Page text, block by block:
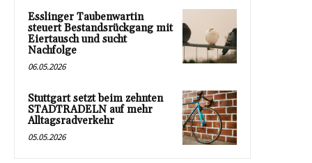
Esslinger Taubenwartin
steuert Bestandsrückgang mit
Eiertausch und sucht
Nachfolge
06.05.2026
Stuttgart setzt beim zehnten
STADTRADELN auf mehr
Alltagsradverkehr
05.05.2026